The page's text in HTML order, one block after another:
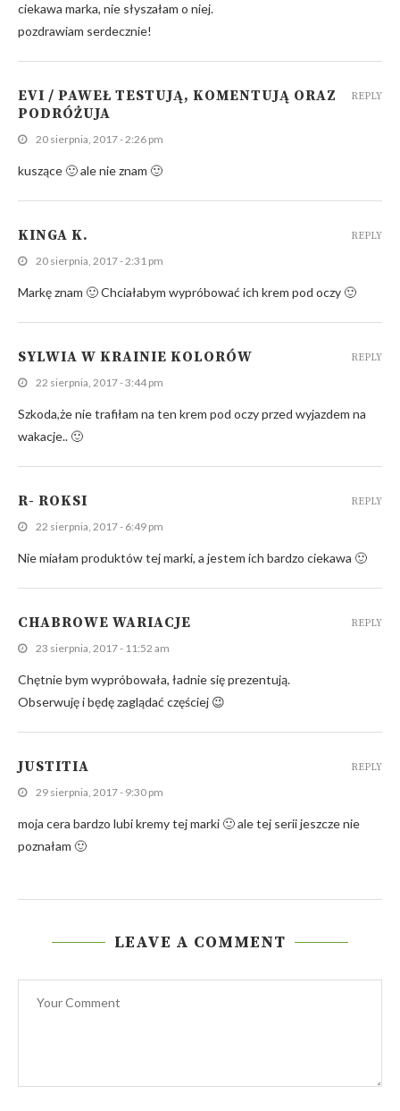
ciekawa marka, nie słyszałam o niej.
pozdrawiam serdecznie!
EVI / PAWEŁ TESTUJĄ, KOMENTUJĄ ORAZ
PODRÓŻUJA
20 sierpnia, 2017 - 2:26 pm
kuszące 🙂 ale nie znam 🙂
REPLY
KINGA K.
20 sierpnia, 2017 - 2:31 pm
Markę znam 🙂 Chciałabym wypróbować ich krem pod oczy 🙂
REPLY
SYLWIA W KRAINIE KOLORÓW
22 sierpnia, 2017 - 3:44 pm
Szkoda,że nie trafiłam na ten krem pod oczy przed wyjazdem na
wakacje.. 🙂
REPLY
R- ROKSI
22 sierpnia, 2017 - 6:49 pm
Nie miałam produktów tej marki, a jestem ich bardzo ciekawa 🙂
REPLY
CHABROWE WARIACJE
23 sierpnia, 2017 - 11:52 am
Chętnie bym wypróbowała, ładnie się prezentują.
Obserwuję i będę zaglądać częściej 😉
REPLY
JUSTITIA
29 sierpnia, 2017 - 9:30 pm
moja cera bardzo lubi kremy tej marki 🙂 ale tej serii jeszcze nie
poznałam 🙂
REPLY
LEAVE A COMMENT